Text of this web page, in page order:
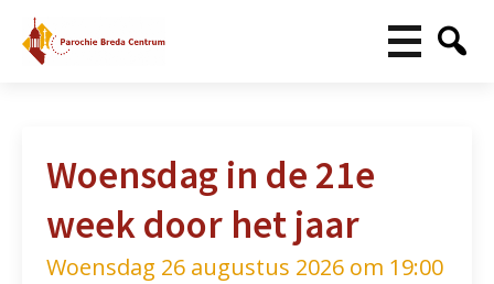
Woensdag in de 21e
week door het jaar
Woensdag 26 augustus 2026 om 19:00